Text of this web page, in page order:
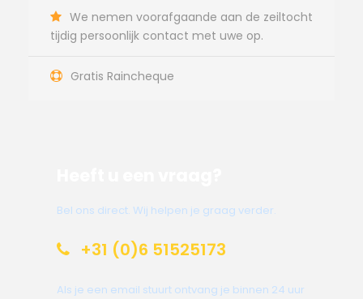
We nemen voorafgaande aan de zeiltocht
tijdig persoonlijk contact met uwe op.
Gratis Raincheque
Bel ons direct. Wij helpen je graag verder.
+31 (0)6 51525173
Als je een email stuurt ontvang je binnen 24 uur